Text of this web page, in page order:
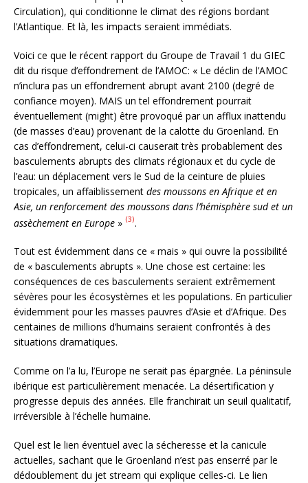
Circulation), qui conditionne le climat des régions bordant
l’Atlantique. Et là, les impacts seraient immédiats.
Voici ce que le récent rapport du Groupe de Travail 1 du GIEC
dit du risque d’effondrement de l’AMOC: « Le déclin de l’AMOC
n’inclura pas un effondrement abrupt avant 2100 (degré de
confiance moyen). MAIS un tel effondrement pourrait
éventuellement (might) être provoqué par un afflux inattendu
(de masses d’eau) provenant de la calotte du Groenland. En
cas d’effondrement, celui-ci causerait très probablement des
basculements abrupts des climats régionaux et du cycle de
l’eau: un déplacement vers le Sud de la ceinture de pluies
tropicales, un affaiblissement des moussons en Afrique et en
Asie, un renforcement des moussons dans l’hémisphère sud et un
assèchement en Europe » (3).
Tout est évidemment dans ce « mais » qui ouvre la possibilité
de « basculements abrupts ». Une chose est certaine: les
conséquences de ces basculements seraient extrêmement
sévères pour les écosystèmes et les populations. En particulier
évidemment pour les masses pauvres d’Asie et d’Afrique. Des
centaines de millions d’humains seraient confrontés à des
situations dramatiques.
Comme on l’a lu, l’Europe ne serait pas épargnée. La péninsule
ibérique est particulièrement menacée. La désertification y
progresse depuis des années. Elle franchirait un seuil qualitatif,
irréversible à l’échelle humaine.
Quel est le lien éventuel avec la sécheresse et la canicule
actuelles, sachant que le Groenland n’est pas enserré par le
dédoublement du jet stream qui explique celles-ci. Le lien